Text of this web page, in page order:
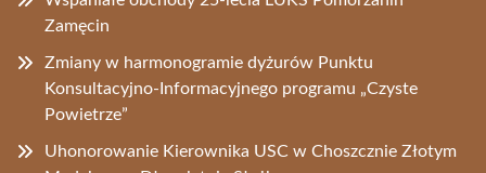
Zamęcin
Zmiany w harmonogramie dyżurów Punktu
Konsultacyjno-Informacyjnego programu „Czyste
Powietrze”
Uhonorowanie Kierownika USC w Choszcznie Złotym